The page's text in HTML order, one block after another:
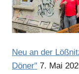
Neu an der
Döner" 7. Mai